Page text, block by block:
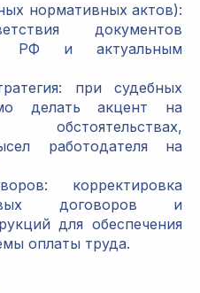
нормативных актов):
документов
РФ и актуальным
при судебных
делать акцент на
работодателя на
корректировка
договоров и
для обеспечения
оплаты труда.